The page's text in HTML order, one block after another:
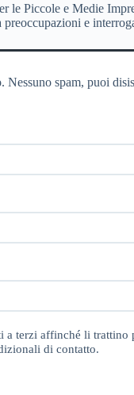
Piccole e Medie
e
Nessuno spam, puoi
a terzi affinché li trattino
di contatto.